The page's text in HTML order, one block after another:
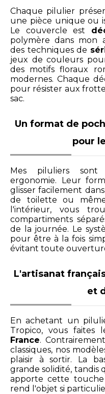
Chaque pilulier
une pièce unique ou
Le couvercle est
polymère dans mon
des techniques de
jeux de couleurs
des motifs floraux
modernes. Chaque
pour résister aux
sac.
Un format de
pour
Mes piluliers sont
ergonomie. Leur
glisser facilement
de toilette ou
l'intérieur, vous
compartiments
de la journée. Le
pour être à la fois
évitant toute
L'artisanat
et
En achetant un
Tropico, vous faites
France.
classiques, nos
plaisir à sortir. La
grande solidité, tandis
apporte cette
rend l'objet si